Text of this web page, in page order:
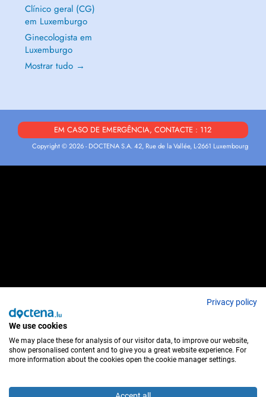
Clínico geral (CG)
em Luxemburgo
Ginecologista em
Luxemburgo
Mostrar tudo →
EM CASO DE EMERGÊNCIA, CONTACTE : 112
Copyright © 2026 - DOCTENA S.A. 42, Rue de la Vallée, L-2661 Luxembourg
Privacy policy
We use cookies
We may place these for analysis of our visitor data, to improve our website,
show personalised content and to give you a great website experience. For
more information about the cookies open the cookie manager settings.